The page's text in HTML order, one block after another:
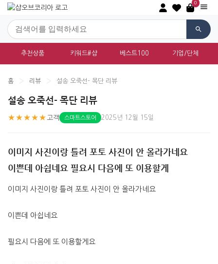
0
추천상품 키워드#샵 베스트100 기업/단체
홈 › 리뷰 › 설송 오죽선- 목단 리뷰
설송 오죽선- 목단 리뷰
★★★★★ 고객 스마트스토어 2025년 12월 15일
이미지 사진이랑 틀려 포토 사진이 안 올라가네요
이쁜데 아쉽네요 필요시 다음에 또 이용할게
이미지 사진이랑 틀려 포토 사진이 안 올라가네요
이쁜데 아쉽네요
필요시 다음에 또 이용할게요